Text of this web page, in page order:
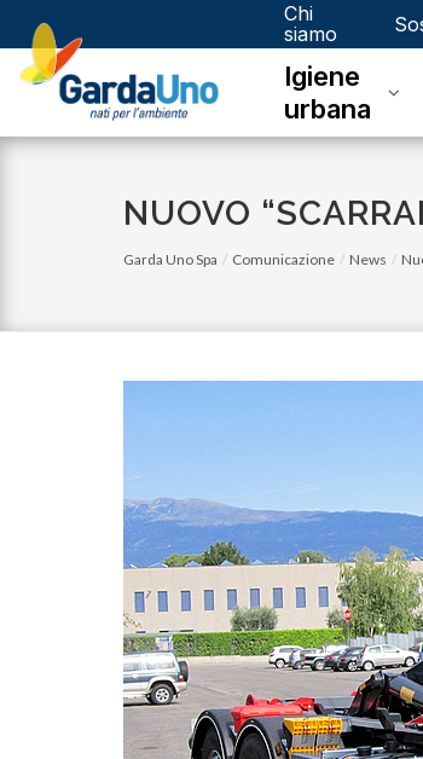
Gardauno
Spa
Chi
siamo
Igiene
urbana
NUOVO
Garda Uno Spa Comunicazione News
venerdì 03 novembre 2023
Eco Calendario 2023 Dello